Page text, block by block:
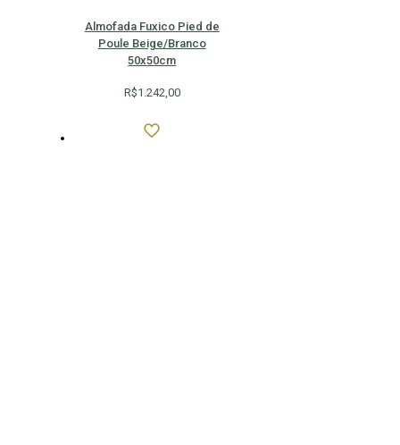
Almofada Fuxico Pied de
Poule Beige/Branco
50x50cm
R$1.242,00